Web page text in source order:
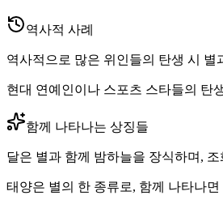
역사적 사례
역사적으로 많은 위인들의 탄생 시
현대 연예인이나 스포츠 스타들의 탄
함께 나타나는 상징들
달은 별과 함께 밤하늘을 장식하며,
태양은 별의 한 종류로, 함께 나타나